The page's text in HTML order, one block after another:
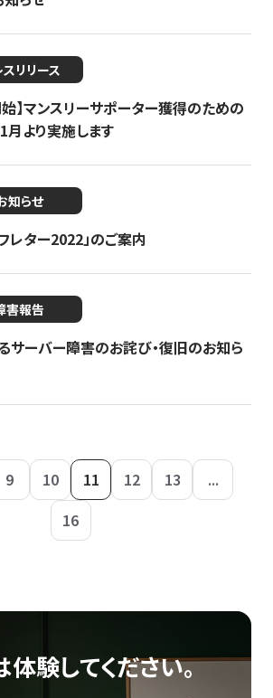
スリリース
】マンスリーサポーター獲得のための
より実施します
知らせ
レター2022」のご案内
害報告
サーバー障害のお詫び・復旧のお知ら
9 10 11 12 13
...
16
体験してください。